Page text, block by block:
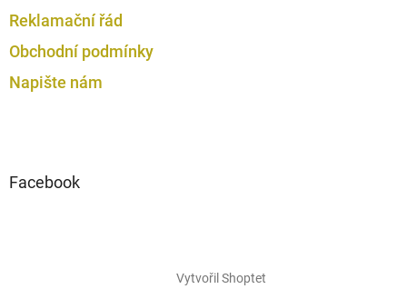
Reklamační řád
Obchodní podmínky
Napište nám
Facebook
Vytvořil Shoptet